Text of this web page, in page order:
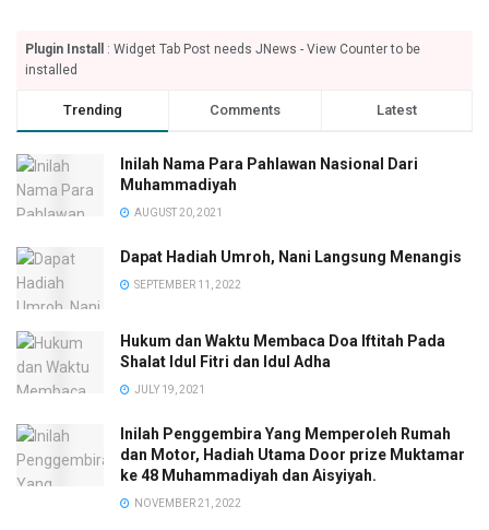
Plugin Install
: Widget Tab Post needs JNews - View Counter to be
installed
Trending Comments Latest
Inilah Nama Para Pahlawan Nasional Dari
Muhammadiyah
AUGUST 20, 2021
Dapat Hadiah Umroh, Nani Langsung Menangis
SEPTEMBER 11, 2022
Hukum dan Waktu Membaca Doa Iftitah Pada
Shalat Idul Fitri dan Idul Adha
JULY 19, 2021
Inilah Penggembira Yang Memperoleh Rumah
dan Motor, Hadiah Utama Door prize Muktamar
ke 48 Muhammadiyah dan Aisyiyah.
NOVEMBER 21, 2022